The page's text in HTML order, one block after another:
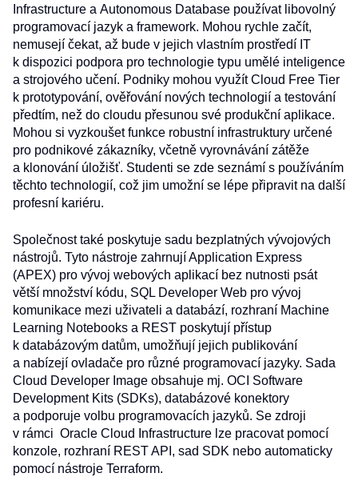
Infrastructure a Autonomous Database používat libovolný
programovací jazyk a framework. Mohou rychle začít,
nemusejí čekat, až bude v jejich vlastním prostředí IT
k dispozici podpora pro technologie typu umělé inteligence
a strojového učení. Podniky mohou využít Cloud Free Tier
k prototypování, ověřování nových technologií a testování
předtím, než do cloudu přesunou své produkční aplikace.
Mohou si vyzkoušet funkce robustní infrastruktury určené
pro podnikové zákazníky, včetně vyrovnávání zátěže
a klonování úložišť. Studenti se zde seznámí s používáním
těchto technologií, což jim umožní se lépe připravit na další
profesní kariéru.
Společnost také poskytuje sadu bezplatných vývojových
nástrojů. Tyto nástroje zahrnují Application Express
(APEX) pro vývoj webových aplikací bez nutnosti psát
větší množství kódu, SQL Developer Web pro vývoj
komunikace mezi uživateli a databází, rozhraní Machine
Learning Notebooks a REST poskytují přístup
k databázovým datům, umožňují jejich publikování
a nabízejí ovladače pro různé programovací jazyky. Sada
Cloud Developer Image obsahuje mj. OCI Software
Development Kits (SDKs), databázové konektory
a podporuje volbu programovacích jazyků. Se zdroji
v rámci Oracle Cloud Infrastructure lze pracovat pomocí
konzole, rozhraní REST API, sad SDK nebo automaticky
pomocí nástroje Terraform.